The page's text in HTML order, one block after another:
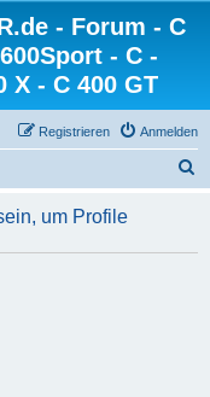
- Forum - C
- C -
X - C 400 GT
Anmelden
Registrieren
h
um Profile